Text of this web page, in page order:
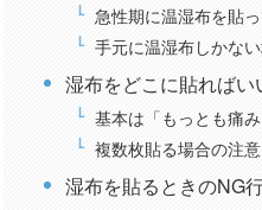
急性期に温湿布を貼
手元に温湿布しかな
湿布をどこに貼ればい
基本は「もっとも痛
複数枚貼る場合の注
湿布を貼るときのNG